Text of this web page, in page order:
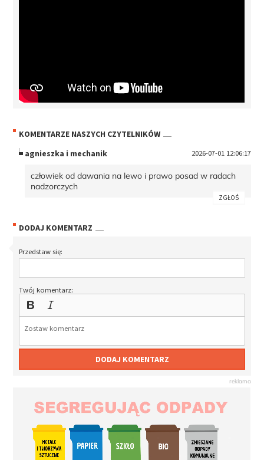
KOMENTARZE NASZYCH CZYTELNIKÓW
agnieszka i mechanik
2026-07-01 12:06:17
człowiek od dawania na lewo i prawo posad w radach
nadzorczych
ZGŁOŚ
DODAJ KOMENTARZ
Przedstaw się:
Twój komentarz:
DODAJ KOMENTARZ